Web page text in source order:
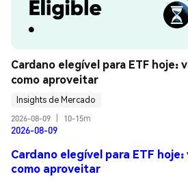
Cardano elegível para ETF hoje:
como aproveitar
Insights de Mercado
2026-08-09
10-15m
2026-08-09
Cardano elegível para ETF
como aproveitar